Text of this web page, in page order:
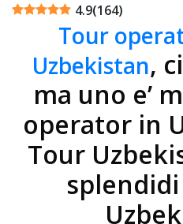
4.9(164)
Tour
Uzbekistan,
ma uno e’
operator in
Tour